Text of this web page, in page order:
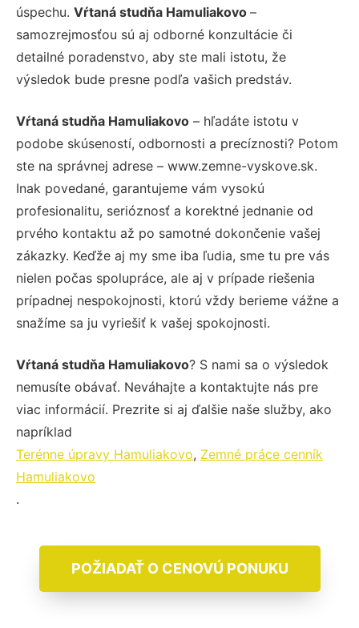
úspechu. Vŕtaná studňa Hamuliakovo –
samozrejmosťou sú aj odborné konzultácie či
detailné poradenstvo, aby ste mali istotu, že
výsledok bude presne podľa vašich predstáv.
Vŕtaná studňa Hamuliakovo – hľadáte istotu v
podobe skúseností, odbornosti a precíznosti? Potom
ste na správnej adrese – www.zemne-vyskove.sk.
Inak povedané, garantujeme vám vysokú
profesionalitu, serióznosť a korektné jednanie od
prvého kontaktu až po samotné dokončenie vašej
zákazky. Keďže aj my sme iba ľudia, sme tu pre vás
nielen počas spolupráce, ale aj v prípade riešenia
prípadnej nespokojnosti, ktorú vždy berieme vážne a
snažíme sa ju vyriešiť k vašej spokojnosti.
Vŕtaná studňa Hamuliakovo? S nami sa o výsledok
nemusíte obávať. Neváhajte a kontaktujte nás pre
viac informácií. Prezrite si aj ďalšie naše služby, ako
napríklad
Terénne úpravy Hamuliakovo, Zemné práce cenník
Hamuliakovo
.
POŽIADAŤ O CENOVÚ PONUKU